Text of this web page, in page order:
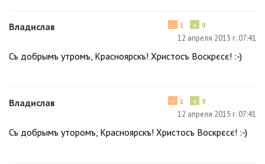
Владислав + 9
− 1
12 апреля 2015 г. 07:41
Съ добрымъ утромъ, Красноярскъ! Христосъ Воскрєсє! :-)
Владислав + 9
− 1
12 апреля 2015 г. 07:41
Съ добрымъ уторомъ, Красноярскъ! Христосъ Воскрєсє! :-)